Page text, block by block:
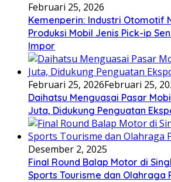
Februari 25, 2026
Kemenperin: Industri Otomotif
Produksi Mobil Jenis Pick-ip
Impor
Februari 25, 2026Februari 25,
Daihatsu Menguasai Pasar
Juta, Didukung Penguatan
Desember 2, 2025
Final Round Balap Motor di
Sports Tourisme dan Olahraga